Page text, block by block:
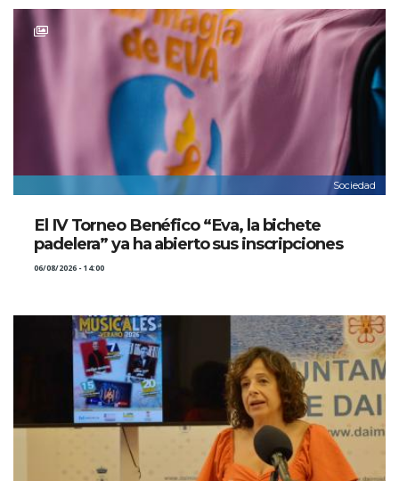
Sociedad
El IV Torneo Benéfico “Eva, la bichete
padelera” ya ha abierto sus inscripciones
06/08/2026 - 14:00